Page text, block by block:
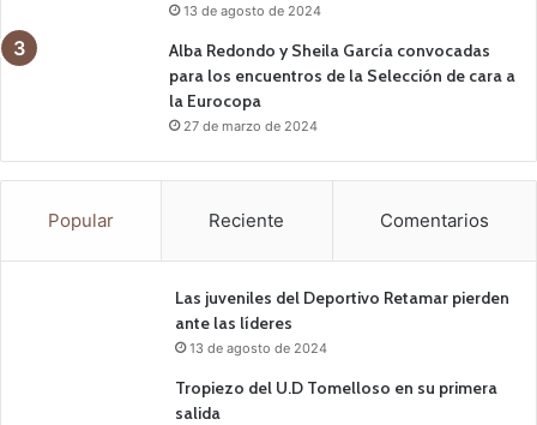
13 de agosto de 2024
Alba Redondo y Sheila García convocadas
para los encuentros de la Selección de cara a
la Eurocopa
27 de marzo de 2024
Popular Reciente Comentarios
Las juveniles del Deportivo Retamar pierden
ante las líderes
13 de agosto de 2024
Tropiezo del U.D Tomelloso en su primera
salida